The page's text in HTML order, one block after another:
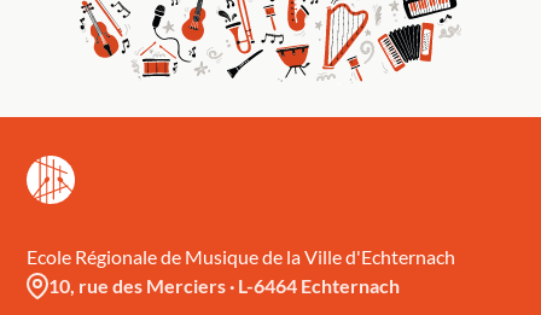
Ecole Régionale de Musique de la Ville d'Echternach
10, rue des Merciers· L-6464 Echternach